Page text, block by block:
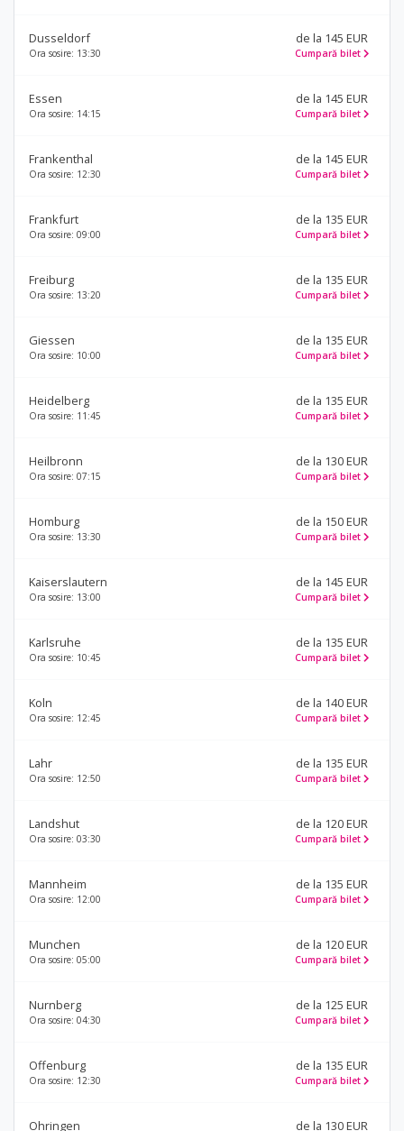
Dusseldorf
Ora sosire: 13:30
de la 145 EUR
Cumpară bilet
Essen
Ora sosire: 14:15
de la 145 EUR
Cumpară bilet
Frankenthal
Ora sosire: 12:30
de la 145 EUR
Cumpară bilet
Frankfurt
Ora sosire: 09:00
de la 135 EUR
Cumpară bilet
Freiburg
Ora sosire: 13:20
de la 135 EUR
Cumpară bilet
Giessen
Ora sosire: 10:00
de la 135 EUR
Cumpară bilet
Heidelberg
Ora sosire: 11:45
de la 135 EUR
Cumpară bilet
Heilbronn
Ora sosire: 07:15
de la 130 EUR
Cumpară bilet
Homburg
Ora sosire: 13:30
de la 150 EUR
Cumpară bilet
Kaiserslautern
Ora sosire: 13:00
de la 145 EUR
Cumpară bilet
Karlsruhe
Ora sosire: 10:45
de la 135 EUR
Cumpară bilet
Koln
Ora sosire: 12:45
de la 140 EUR
Cumpară bilet
Lahr
Ora sosire: 12:50
de la 135 EUR
Cumpară bilet
Landshut
Ora sosire: 03:30
de la 120 EUR
Cumpară bilet
Mannheim
Ora sosire: 12:00
de la 135 EUR
Cumpară bilet
Munchen
Ora sosire: 05:00
de la 120 EUR
Cumpară bilet
Nurnberg
Ora sosire: 04:30
de la 125 EUR
Cumpară bilet
Offenburg
Ora sosire: 12:30
de la 135 EUR
Cumpară bilet
Ohringen de la 130 EUR